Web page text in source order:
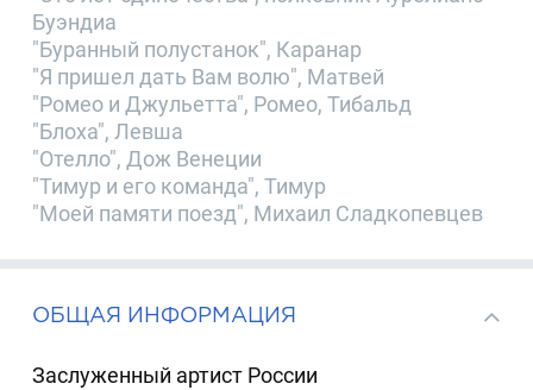
Буэндиа
"Буранный полустанок", Каранар
"Я пришел дать Вам волю", Матвей
"Ромео и Джульетта", Ромео, Тибальд
"Блоха", Левша
"Отелло", Дож Венеции
"Тимур и его команда", Тимур
"Моей памяти поезд", Михаил Сладкопевцев
ОБЩАЯ ИНФОРМАЦИЯ
Заслуженный артист России